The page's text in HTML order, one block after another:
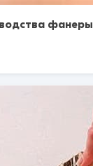
фанеры